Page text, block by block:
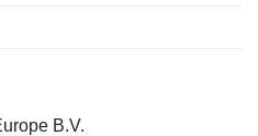
B.V.